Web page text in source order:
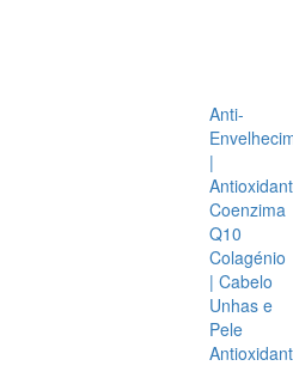
Anti-
|
Coenzima
Q10
Colagénio
| Cabelo
Unhas e
Pele